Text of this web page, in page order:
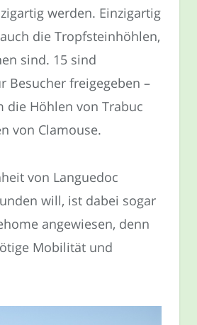
werden. Einzigartig
die Tropfsteinhöhlen,
sind. 15 sind
Besucher freigegeben –
die Höhlen von Trabuc
von Clamouse.
von Languedoc
will, ist dabei sogar
angewiesen, denn
Mobilität und